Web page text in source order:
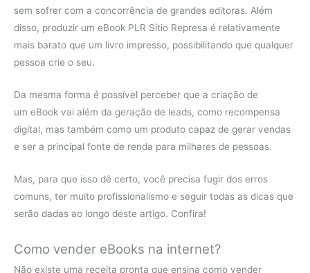
sem sofrer com a concorrência de grandes editoras. Além
disso, produzir um eBook PLR Sítio Represa é relativamente
mais barato que um livro impresso, possibilitando que qualquer
pessoa crie o seu.
Da mesma forma é possível perceber que a criação de
um eBook vai além da geração de leads, como recompensa
digital, mas também como um produto capaz de gerar vendas
e ser a principal fonte de renda para milhares de pessoas.
Mas, para que isso dê certo, você precisa fugir dos erros
comuns, ter muito profissionalismo e seguir todas as dicas que
serão dadas ao longo deste artigo. Confira!
Como vender eBooks na internet?
Não existe uma receita pronta que ensina como vender